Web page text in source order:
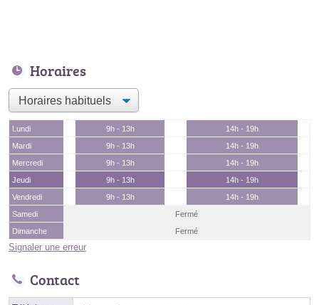
Horaires
Lundi 9h - 13h
14h - 19h
Mardi
9h - 13h
14h - 19h
Mercredi
9h - 13h
14h - 19h
Jeudi
9h - 13h
14h - 19h
Vendredi
9h - 13h
14h - 19h
Samedi
Fermé
Dimanche
Fermé
Signaler une erreur
Contact